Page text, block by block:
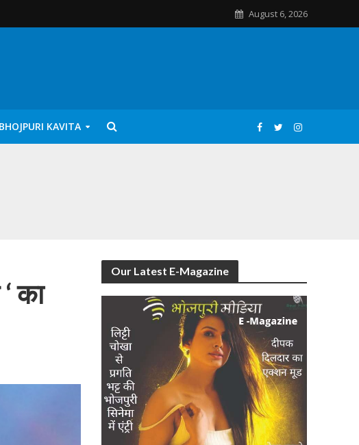
August 6, 2026
KAVITA
का
Our Latest E-Magazine